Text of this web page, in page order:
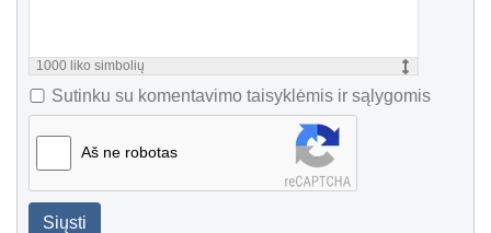
1000 liko simbolių
Sutinku su komentavimo taisyklėmis ir sąlygomis
Aš ne robotas
Siųsti